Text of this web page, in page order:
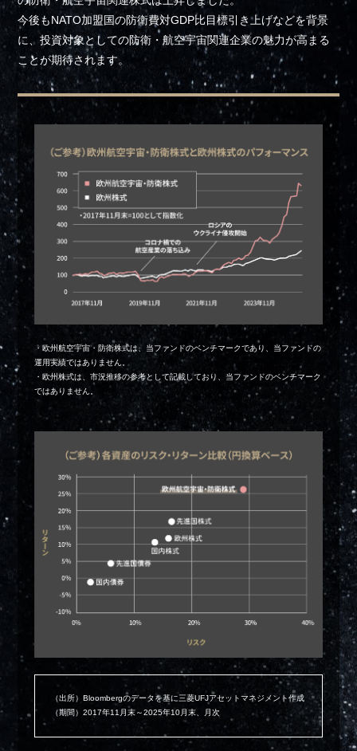
今後もNATO加盟国の防衛費対GDP比目標引き上げなどを背景
に、投資対象としての防衛・航空宇宙関連企業の魅力が高まる
ことが期待されます。
・欧州航空宇宙・防衛株式は、当ファンドのベンチマークであり、当ファンドの
運用実績ではありません。
・欧州株式は、市況推移の参考として記載しており、当ファンドのベンチマーク
ではありません。
（出所）Bloombergのデータを基に三菱UFJアセットマネジメント作成
（期間）2017年11月末～2025年10月末、月次